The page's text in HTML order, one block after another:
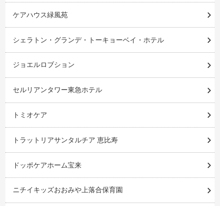
ケアハウス緑風苑
シェラトン・グランデ・トーキョーベイ・ホテル
ジョエルロブション
セルリアンタワー東急ホテル
トミオケア
トラットリアサンタルチア 恵比寿
ドッポケアホーム宝来
ニチイキッズおおみや上落合保育園